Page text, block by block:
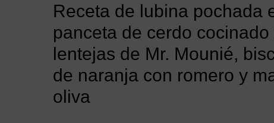
Receta de lubina pochada
panceta de cerdo
lentejas de Mr. Mounié,
de naranja con romero y
oliva